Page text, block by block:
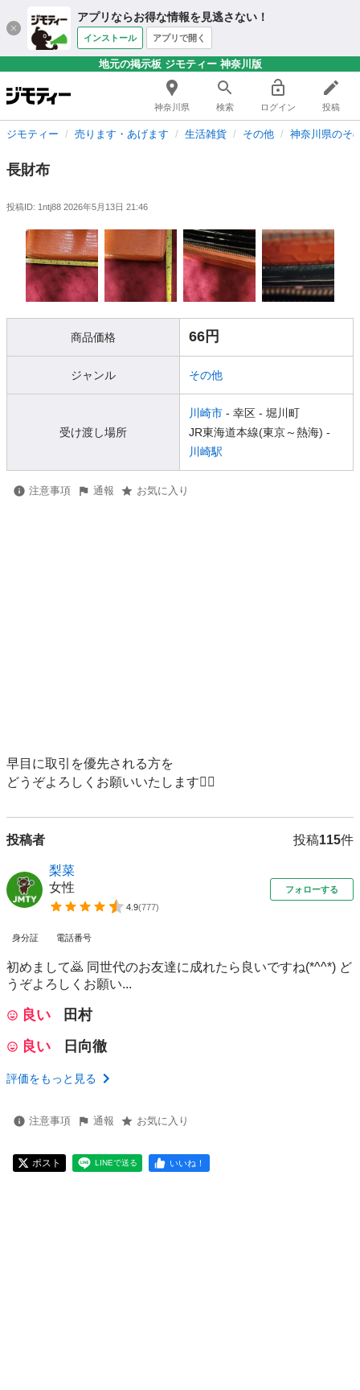
アプリならお得な情報を見逃さない！
インストール アプリで開く
地元の掲示板 ジモティー 神奈川版
神奈川県 検索 ログイン 投稿
ジモティー 売ります・あげます 生活雑貨 その他 神奈川県のそ
長財布
投稿ID: 1ntj88 2026年5月13日 21:46
商品価格 66円
ジャンル その他
受け渡し場所
川崎市 - 幸区 - 堀川町
JR東海道本線(東京～熱海) -
川崎駅
注意事項 通報 お気に入り
早目に取引を優先される方を
どうぞよろしくお願いいたします🙇‍♂️
投稿者 投稿115件
梨菜
女性
4.9(777)
フォローする
身分証 電話番号
初めまして🙇 同世代のお友達に成れたら良いですね(*^^*) ど
うぞよろしくお願い...
良い
田村
良い
日向徹
評価をもっと見る
注意事項 通報 お気に入り
ポスト LINEで送る いいね！